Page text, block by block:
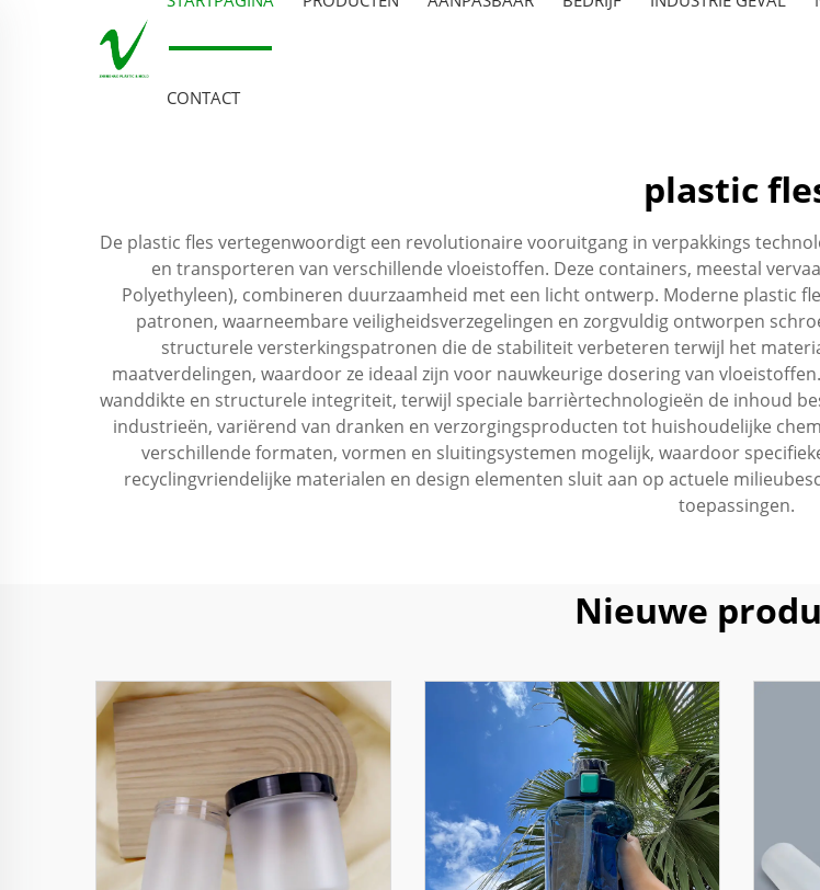
CONTACT
plastic
De plastic fles vertegenwoordigt een revolutionaire vooruitgang in verpakkings
en transporteren van verschillende vloeistoffen. Deze containers, meestal
Polyethyleen), combineren duurzaamheid met een licht ontwerp. Moderne plastic
patronen, waarneembare veiligheidsverzegelingen en zorgvuldig ontworpen
structurele versterkingspatronen die de stabiliteit verbeteren terwijl het
maatverdelingen, waardoor ze ideaal zijn voor nauwkeurige dosering van
wanddikte en structurele integriteit, terwijl speciale barrièrtechnologieën de inhoud
industrieën, variërend van dranken en verzorgingsproducten tot huishoudelijke
verschillende formaten, vormen en sluitingsystemen mogelijk, waardoor
recyclingvriendelijke materialen en design elementen sluit aan op actuele
toepassingen.
Nieuwe